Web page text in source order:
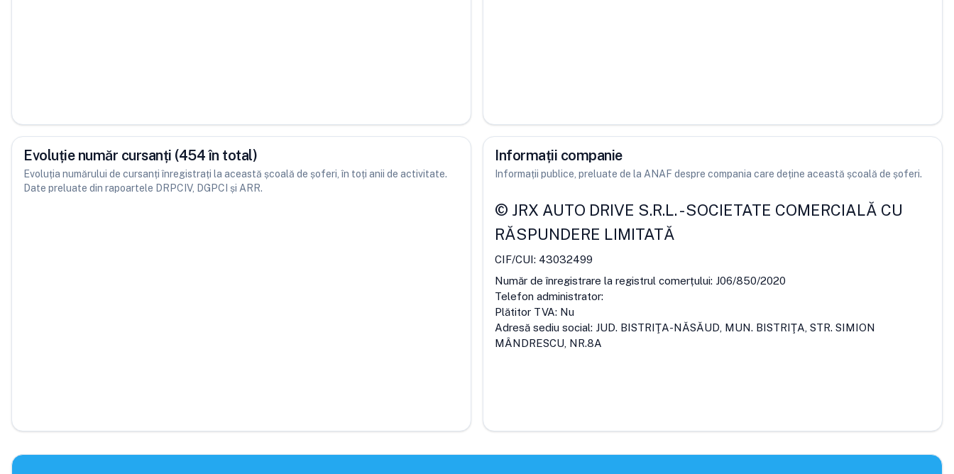
Evoluție număr cursanți (454 în total)
Evoluția numărului de cursanți înregistrați la această școală de șoferi, în toți anii de activitate.
Date preluate din rapoartele DRPCIV, DGPCI și ARR.
Informații companie
Informații publice, preluate de la ANAF despre compania care deține această școală de șoferi.
© JRX AUTO DRIVE S.R.L.-SOCIETATE COMERCIALĂ CU
RĂSPUNDERE LIMITATĂ
CIF/CUI: 43032499
Număr de înregistrare la registrul comerțului: J06/850/2020
Telefon administrator:
Plătitor TVA: Nu
Adresă sediu social: JUD. BISTRIŢA-NĂSĂUD, MUN. BISTRIŢA, STR. SIMION
MÂNDRESCU, NR.8A